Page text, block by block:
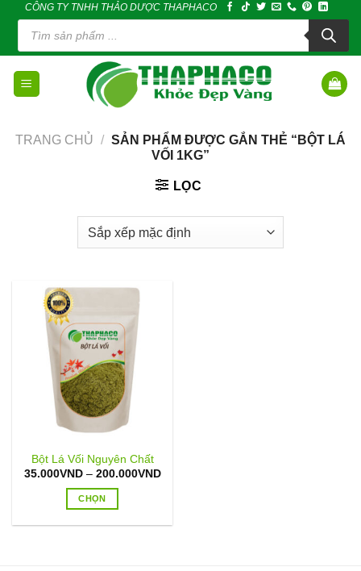
content
CÔNG TY TNHH THẢO DƯỢC THAPHACO
Tìm
kiếm
phẩm
TRANG CHỦ / SẢN PHẨM ĐƯỢC GẮN THẺ “BỘT LÁ
VỐI 1KG”
LỌC
Bột Lá Vối Nguyên Chất
35.000VND – 200.000VNDKhoảng
200.000VND
CHỌN